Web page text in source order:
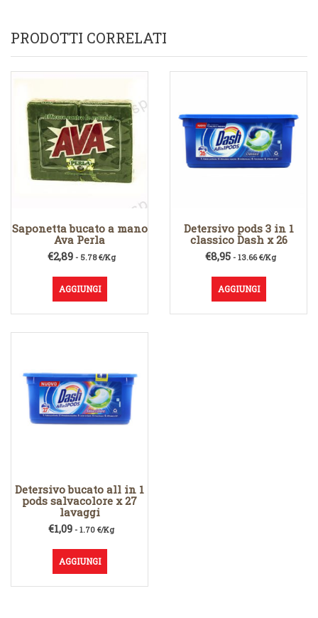
PRODOTTI CORRELATI
Saponetta bucato a mano
Ava Perla
€2,89- 5.78 €/Kg
AGGIUNGI
Detersivo pods 3 in 1
classico Dash x 26
€8,95- 13.66 €/Kg
AGGIUNGI
Detersivo bucato all in 1
pods salvacolore x 27
lavaggi
€1,09 - 1.70 €/Kg
AGGIUNGI